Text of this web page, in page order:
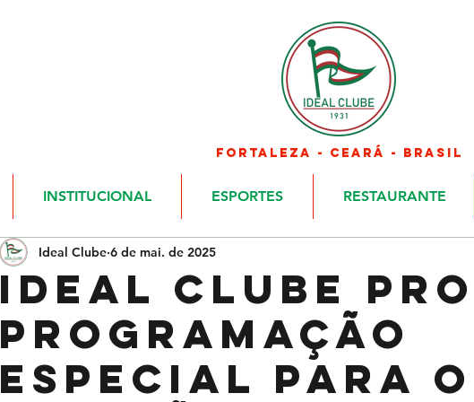
FORTALEZA - CEARÁ - BRASIL
INSTITUCIONAL ESPORTES RESTAURANTE
Ideal Clube
programação
especial para o
Ideal Clube 6 de mai. de 2025